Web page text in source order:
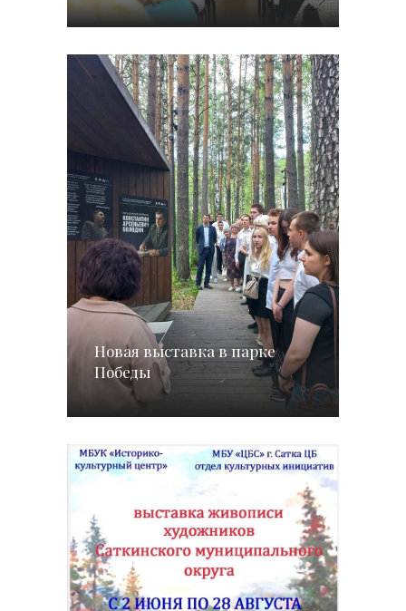
Новая выставка в парке
Победы